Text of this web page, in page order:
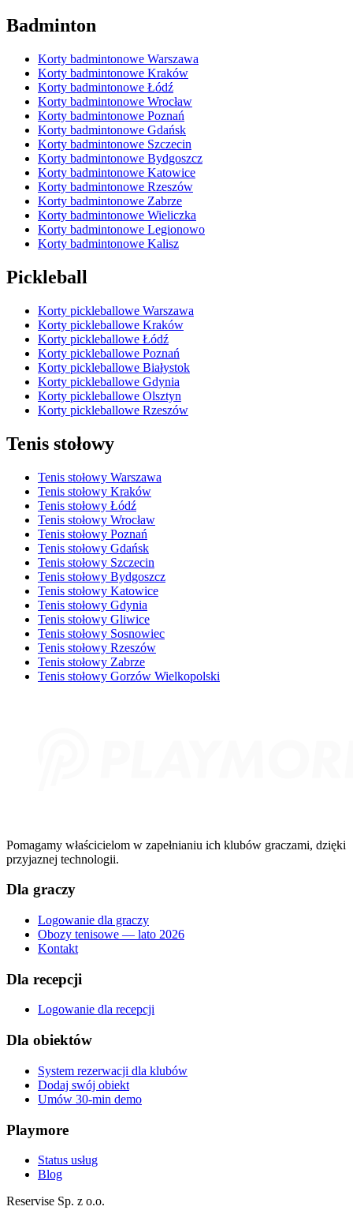
Badminton
Korty badmintonowe Warszawa
Korty badmintonowe Kraków
Korty badmintonowe Łódź
Korty badmintonowe Wrocław
Korty badmintonowe Poznań
Korty badmintonowe Gdańsk
Korty badmintonowe Szczecin
Korty badmintonowe Bydgoszcz
Korty badmintonowe Katowice
Korty badmintonowe Rzeszów
Korty badmintonowe Zabrze
Korty badmintonowe Wieliczka
Korty badmintonowe Legionowo
Korty badmintonowe Kalisz
Pickleball
Korty pickleballowe Warszawa
Korty pickleballowe Kraków
Korty pickleballowe Łódź
Korty pickleballowe Poznań
Korty pickleballowe Białystok
Korty pickleballowe Gdynia
Korty pickleballowe Olsztyn
Korty pickleballowe Rzeszów
Tenis stołowy
Tenis stołowy Warszawa
Tenis stołowy Kraków
Tenis stołowy Łódź
Tenis stołowy Wrocław
Tenis stołowy Poznań
Tenis stołowy Gdańsk
Tenis stołowy Szczecin
Tenis stołowy Bydgoszcz
Tenis stołowy Katowice
Tenis stołowy Gdynia
Tenis stołowy Gliwice
Tenis stołowy Sosnowiec
Tenis stołowy Rzeszów
Tenis stołowy Zabrze
Tenis stołowy Gorzów Wielkopolski
Pomagamy właścicielom w zapełnianiu ich klubów graczami, dzięki
przyjaznej technologii.
Dla graczy
Logowanie dla graczy
Obozy tenisowe — lato 2026
Kontakt
Dla recepcji
Logowanie dla recepcji
Dla obiektów
System rezerwacji dla klubów
Dodaj swój obiekt
Umów 30-min demo
Playmore
Status usług
Blog
Reservise Sp. z o.o.